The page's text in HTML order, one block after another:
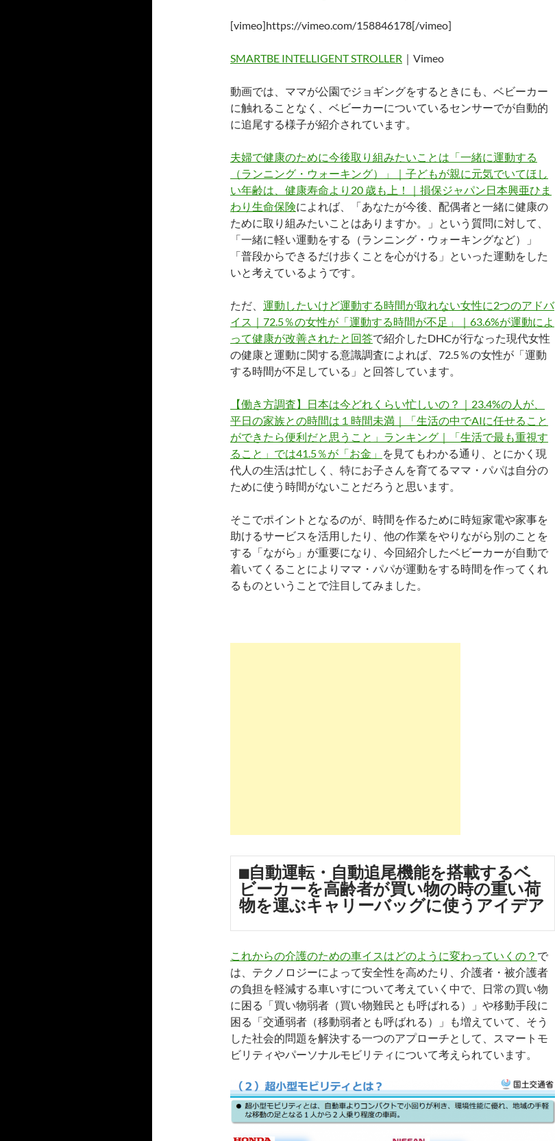
[vimeo]https://vimeo.com/158846178[/vimeo]
SMARTBE INTELLIGENT STROLLER ｜Vimeo
動画では、ママが公園でジョギングをするときにも、ベビーカー
に触れることなく、ベビーカーについているセンサーでが自動的
に追尾する様子が紹介されています。
夫婦で健康のために今後取り組みたいことは「一緒に運動する
（ランニング・ウォーキング）」｜子どもが親に元気でいてほし
い年齢は、健康寿命より20 歳も上！｜損保ジャパン日本興亜ひま
わり生命保険によれば、「あなたが今後、配偶者と一緒に健康の
ために取り組みたいことはありますか。」という質問に対して、
「一緒に軽い運動をする（ランニング・ウォーキングなど）」
「普段からできるだけ歩くことを心がける」といった運動をした
いと考えているようです。
ただ、 運動したいけど運動する時間が取れない女性に2つのアドバ
イス｜72.5％の女性が「運動する時間が不足」｜63.6%が運動によ
って健康が改善されたと回答で紹介したDHCが行なった現代女性
の健康と運動に関する意識調査によれば、72.5％の女性が「運動
する時間が不足している」と回答しています。
【働き方調査】日本は今どれくらい忙しいの？｜23.4%の人が、
平日の家族との時間は１時間未満｜「生活の中でAIに任せること
ができたら便利だと思うこと」ランキング｜「生活で最も重視す
ること」では41.5％が「お金」 を見てもわかる通り、とにかく現
代人の生活は忙しく、特にお子さんを育てるママ・パパは自分の
ために使う時間がないことだろうと思います。
そこでポイントとなるのが、時間を作るために時短家電や家事を
助けるサービスを活用したり、他の作業をやりながら別のことを
する「ながら」が重要になり、今回紹介したベビーカーが自動で
着いてくることによりママ・パパが運動をする時間を作ってくれ
るものということで注目してみました。
■自動運転・自動追尾機能を搭載するベ
ビーカーを高齢者が買い物の時の重い荷
物を運ぶキャリーバッグに使うアイデア
これからの介護のための車イスはどのように変わっていくの？ で
は、テクノロジーによって安全性を高めたり、介護者・被介護者
の負担を軽減する車いすについて考えていく中で、日常の買い物
に困る「買い物弱者（買い物難民とも呼ばれる）」や移動手段に
困る「交通弱者（移動弱者とも呼ばれる）」も増えていて、そう
した社会的問題を解決する一つのアプローチとして、スマートモ
ビリティやパーソナルモビリティについて考えられています。